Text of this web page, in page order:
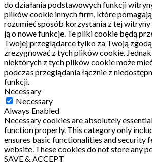
do działania podstawowych funkcji
plików cookie innych firm, które
rozumieć sposób korzystania z tej
ją o nowe funkcje. Te pliki cookie będą
Twojej przeglądarce tylko za Twoją zgodą.
zrezygnować z tych plików cookie.
niektórych z tych plików cookie może
podczas przeglądania łącznie z
funkcji.
Necessary
Necessary
Always Enabled
Necessary cookies are absolutely
function properly. This category only
ensures basic functionalities and security
website. These cookies do not store any
SAVE & ACCEPT